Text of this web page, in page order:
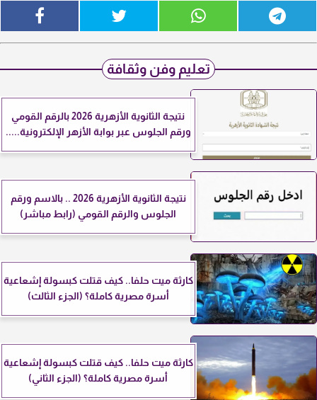
تعليم وفن وثقافة
نتيجة الثانوية الأزهرية 2026 بالرقم القومي
ورقم الجلوس عبر بوابة الأزهر الإلكترونية.....
نتيجة الثانوية الأزهرية 2026 .. بالاسم ورقم
الجلوس والرقم القومي (رابط مباشر)
كارثة ميت حلفا.. كيف قتلت كبسولة إشعاعية
أسرة مصرية كاملة؟ (الجزء الثالث)
كارثة ميت حلفا.. كيف قتلت كبسولة إشعاعية
أسرة مصرية كاملة؟ (الجزء الثاني)